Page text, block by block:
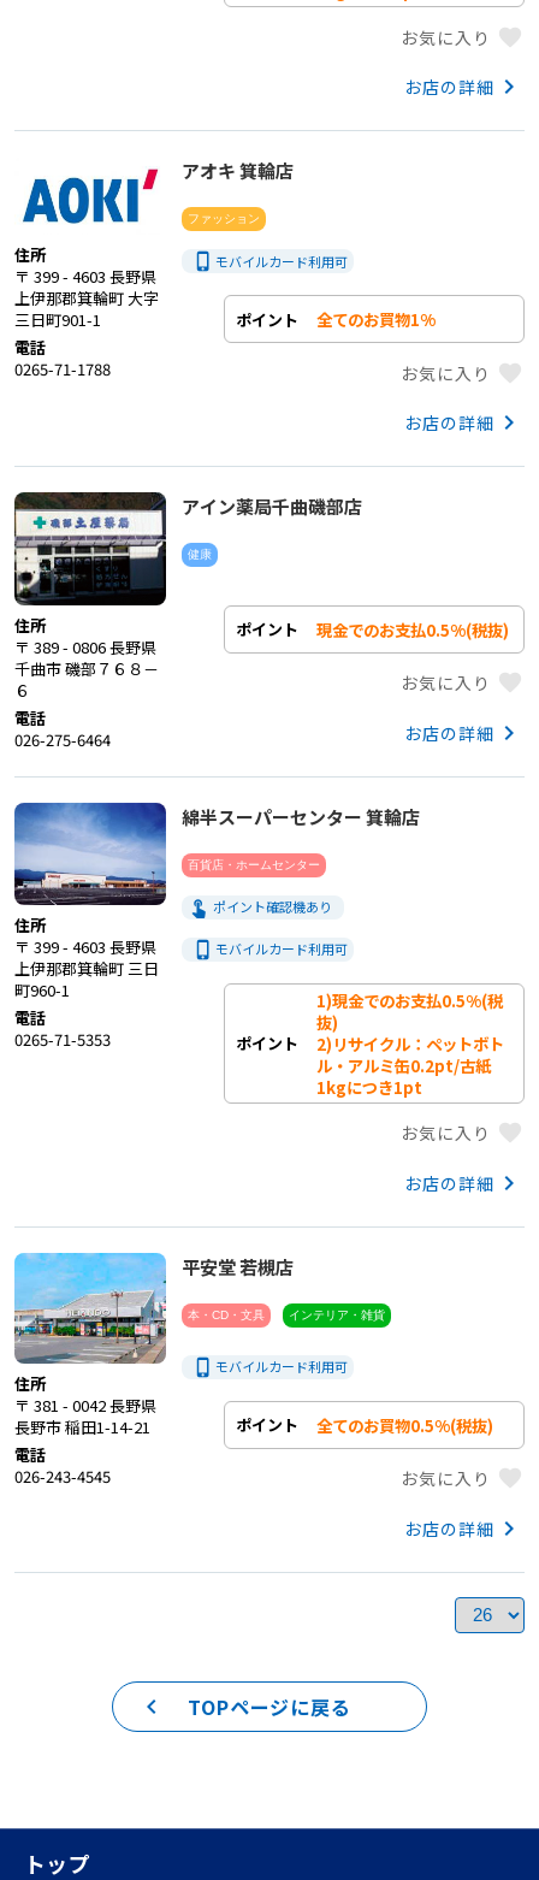
お気に入り favorite
お店の詳細 keyboard_arrow_right
住所
〒 399 - 4603 長野県
上伊那郡箕輪町 大字
三日町901-1
電話
0265-71-1788
アオキ 箕輪店
ファッション
phone_iphone モバイルカード利用可
ポイント 全てのお買物1%
お気に入り favorite
お店の詳細 keyboard_arrow_right
住所
〒 389 - 0806 長野県
千曲市 磯部７６８－
６
電話
026-275-6464
アイン薬局千曲磯部店
健康
ポイント 現金でのお支払0.5%(税抜)
お気に入り favorite
お店の詳細 keyboard_arrow_right
住所
〒 399 - 4603 長野県
上伊那郡箕輪町 三日
町960-1
電話
0265-71-5353
綿半スーパーセンター 箕輪店
百貨店・ホームセンター
touch_app ポイント確認機あり
phone_iphone モバイルカード利用可
ポイント
1)現金でのお支払0.5%(税
抜)
2)リサイクル：ペットボト
ル・アルミ缶0.2pt/古紙
1kgにつき1pt
お気に入り favorite
お店の詳細 keyboard_arrow_right
住所
〒 381 - 0042 長野県
長野市 稲田1-14-21
電話
026-243-4545
平安堂 若槻店
本・CD・文具 インテリア・雑貨
phone_iphone モバイルカード利用可
ポイント 全てのお買物0.5%(税抜)
お気に入り favorite
お店の詳細 keyboard_arrow_right
TOPページに戻る
keyboard_arrow_left
トップ